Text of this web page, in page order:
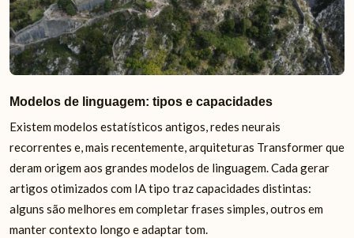
Modelos de linguagem: tipos e capacidades
Existem modelos estatísticos antigos, redes neurais
recorrentes e, mais recentemente, arquiteturas Transformer que
deram origem aos grandes modelos de linguagem. Cada gerar
artigos otimizados com IA tipo traz capacidades distintas:
alguns são melhores em completar frases simples, outros em
manter contexto longo e adaptar tom.